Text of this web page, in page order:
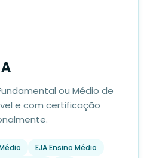
ou Médio de
e com certificação
EJA Ensino Médio